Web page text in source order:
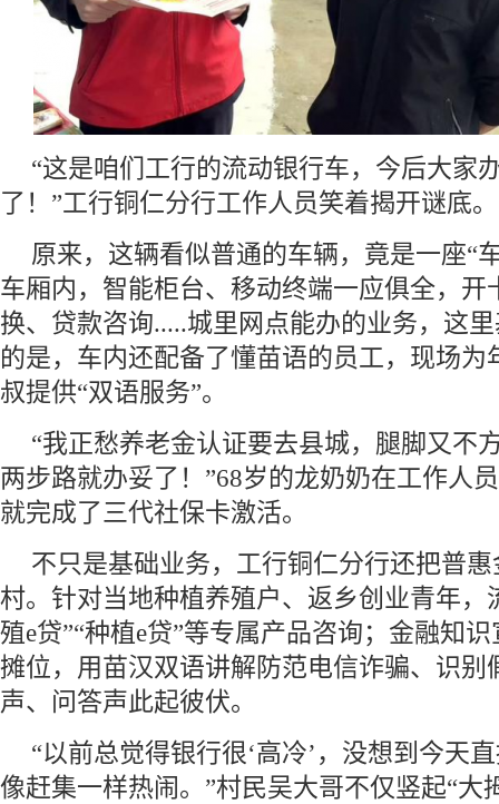
“这是咱们工行的流动银行车，今后大家
了！”工行铜仁分行工作人员笑着揭开谜底。
原来，这辆看似普通的车辆，竟是一座“
车厢内，智能柜台、移动终端一应俱全，开
换、贷款咨询.....城里网点能办的业务，这
的是，车内还配备了懂苗语的员工，现场为
叔提供“双语服务”。
“我正愁养老金认证要去县城，腿脚又不
两步路就办妥了！”68岁的龙奶奶在工作人
就完成了三代社保卡激活。
不只是基础业务，工行铜仁分行还把普
村。针对当地种植养殖户、返乡创业青年，
殖e贷”“种植e贷”等专属产品咨询；金融知
摊位，用苗汉双语讲解防范电信诈骗、识别
声、问答声此起彼伏。
“以前总觉得银行很‘高冷’，没想到今天
像赶集一样热闹。”村民吴大哥不仅竖起“大